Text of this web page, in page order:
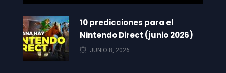
10 predicciones para el
Nintendo Direct (junio 2026)
JUNIO 8, 2026